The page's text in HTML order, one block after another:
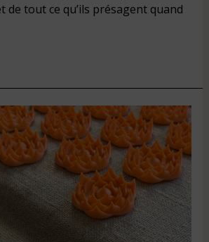
de tout ce qu’ils présagent quand